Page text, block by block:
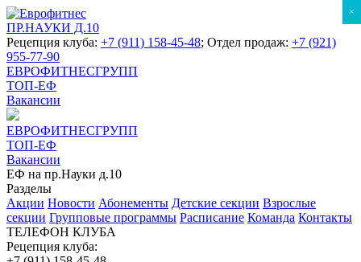
ПР.НАУКИ Д.10
Рецепция клуба: +7 (911) 158-45-48; Отдел продаж: +7 (921)
955-77-90
ЕВРОФИТНЕСГРУПП
ТОП-ЕФ
Вакансии
ЕВРОФИТНЕСГРУПП
ТОП-ЕФ
Вакансии
ЕФ на пр.Науки д.10
Разделы
Акции Новости Абонементы Детские секции Взрослые
секции Групповые программы Расписание Команда Контакты
ТЕЛЕФОН КЛУБА
Рецепция клуба:
×